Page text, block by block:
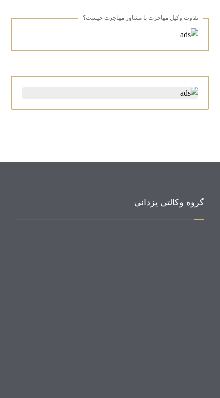
تفاوت وکیل مهاجرت با مشاور مهاجرت چیست؟
گروه وکالتی یزدانی